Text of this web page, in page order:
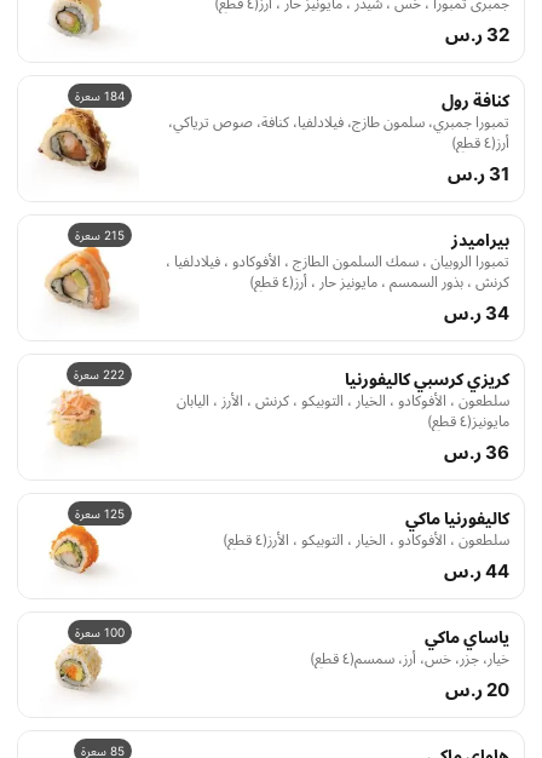
32 ر.س
184 سعرة كنافة رول
تمبورا جمبري، سلمون طازج، فيلادلفيا، كنافة، صوص ترياكي،
أرز(٤ قطع)
31 ر.س
215 سعرة بيراميدز
تمبورا الروبيان ، سمك السلمون الطازج ، الأفوكادو ، فيلادلفيا ،
كرنش ، بذور السمسم ، مايونيز حار ، أرز(٤ قطع)
34 ر.س
222 سعرة كريزي كرسبي كاليفورنيا
سلطعون ، الأفوكادو ، الخيار ، التوبيكو ، كرنش ، الأرز ، اليابان
مايونيز(٤ قطع)
36 ر.س
125 سعرة كاليفورنيا ماكي
سلطعون ، الأفوكادو ، الخيار ، التوبيكو ، الأرز(٤ قطع)
44 ر.س
100 سعرة ياساي ماكي
خيار، جزر، خس، أرز، سمسم(٤ قطع)
20 ر.س
85 سعرة